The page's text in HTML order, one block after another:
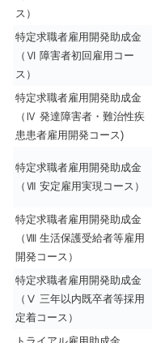
ス）
特定求職者雇用開発助成金
（Ⅵ 障害者初回雇用コー
ス）
特定求職者雇用開発助成金
（Ⅳ 発達障害者・難治性疾
患患者雇用開発コース)
特定求職者雇用開発助成金
（Ⅶ 安定雇用実現コース）
特定求職者雇用開発助成金
（Ⅷ 生活保護受給者等雇用
開発コース）
特定求職者雇用開発助成金
（Ⅴ 三年以内既卒者等採用
定着コース）